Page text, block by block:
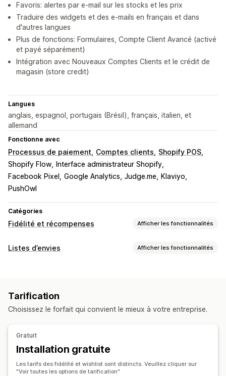
Favoris: alertes par e-mail sur les stocks et les prix
Traduire des widgets et des e-mails en français et dans
d'autres langues
Plus de fonctions: Formulaires, Compte Client Avancé (activé
et payé séparément)
Intégration avec Nouveaux Comptes Clients et le crédit de
magasin (store credit)
Langues
anglais, espagnol, portugais (Brésil), français, italien, et
allemand
Fonctionne avec
Processus de paiement Comptes clients
Shopify POS
Shopify Flow
Interface administrateur Shopify
Facebook Pixel
Google Analytics Judge.me
Klaviyo
PushOwl
Catégories
Fidélité et récompenses Afficher les fonctionnalités
Types de programmes
Porte-monnaie électroniques
Points
Réductions
Crédits en magasin
Récompenses POS
Accès anticipé Accès en exclusivité
Listes d’envies Afficher les fonctionnalités
Sauvegarder pour plus tard
Importation et exportation
Analyse des conversions
Tarification
Choisissez le forfait qui convient le mieux à votre entreprise.
Gratuit
Installation gratuite
Les tarifs des fidélité et wishlist sont distincts. Veuillez cliquer sur
"Voir toutes les options de tarification"